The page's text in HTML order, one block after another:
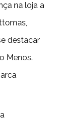
na loja a
destacar
Menos.